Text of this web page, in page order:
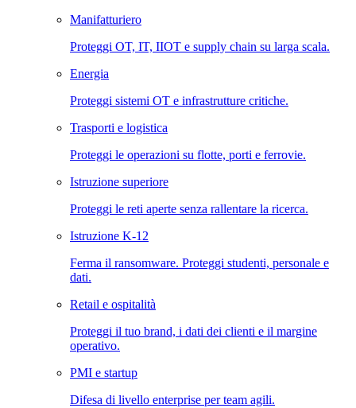
Manifatturiero
Proteggi OT, IT, IIOT e supply chain su larga scala.
Energia
Proteggi sistemi OT e infrastrutture critiche.
Trasporti e logistica
Proteggi le operazioni su flotte, porti e ferrovie.
Istruzione superiore
Proteggi le reti aperte senza rallentare la ricerca.
Istruzione K-12
Ferma il ransomware. Proteggi studenti, personale e
dati.
Retail e ospitalità
Proteggi il tuo brand, i dati dei clienti e il margine
operativo.
PMI e startup
Difesa di livello enterprise per team agili.